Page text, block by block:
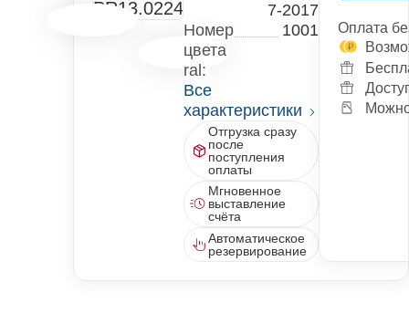
7-2017
Номер
цвета
ral:
1001
Все
характеристики
Отгрузка сразу
после
поступления
оплаты
Мгновенное
выставление
счёта
Автоматическое
резервирование
Оплата
Можно